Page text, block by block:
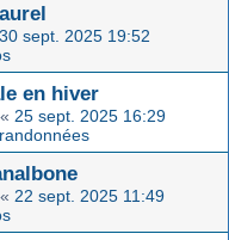
30 sept. 2025 19:52
en hiver
« 25 sept. 2025 16:29
« 22 sept. 2025 11:49